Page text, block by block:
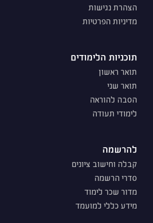
הצהרת נגישות
מדיניות הפרטיות
תוכניות הלימודים
תואר ראשון
תואר שני
הסבה להוראה
לימודי תעודה
להרשמה
קבלה וחישוב ציונים
סדרי הרשמה
מדור שכר לימוד
מידע כללי למועמד